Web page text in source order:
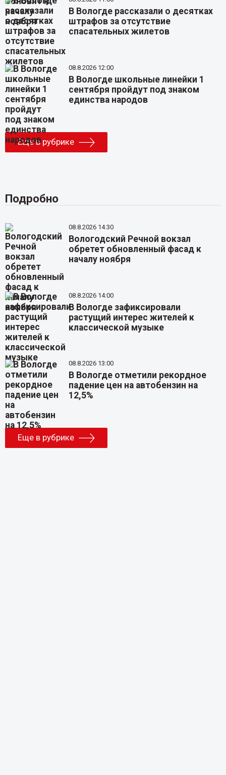
В Вологде рассказали о десятках
штрафов за отсутствие
спасательных жилетов
08.8.2026 12:00
В Вологде школьные линейки 1
сентября пройдут под знаком
единства народов
Еще в рубрике
Подробно
08.8.2026 14:30
Вологодский Речной вокзал
обретет обновленный фасад к
началу ноября
08.8.2026 14:00
В Вологде зафиксировали
растущий интерес жителей к
классической музыке
08.8.2026 13:00
В Вологде отметили рекордное
падение цен на автобензин на
12,5%
Еще в рубрике